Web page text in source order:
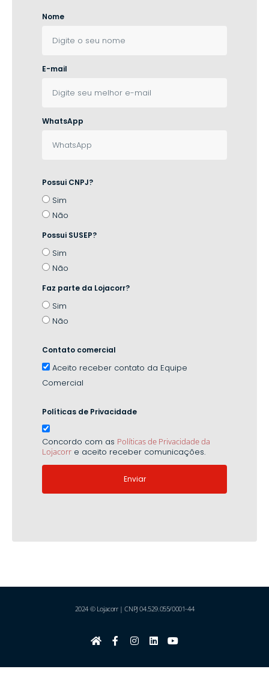
Nome
E-mail
WhatsApp
Possui CNPJ?
Sim
Não
Possui SUSEP?
Sim
Não
Faz parte da Lojacorr?
Sim
Não
Contato comercial
Aceito receber contato da Equipe
Comercial
Políticas de Privacidade
Concordo com as Políticas de Privacidade da
Lojacorr e aceito receber comunicações.
Enviar
2024 © Lojacorr | CNPJ 04.529.055/0001-44